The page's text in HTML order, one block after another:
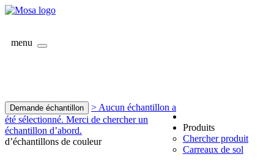
menu
Demande échantillon
> Aucun échantillon a
été sélectionné. Merci de chercher un
échantillon d’abord.
d’échantillons de couleur
Produits
Chercher produit
Carreaux de sol